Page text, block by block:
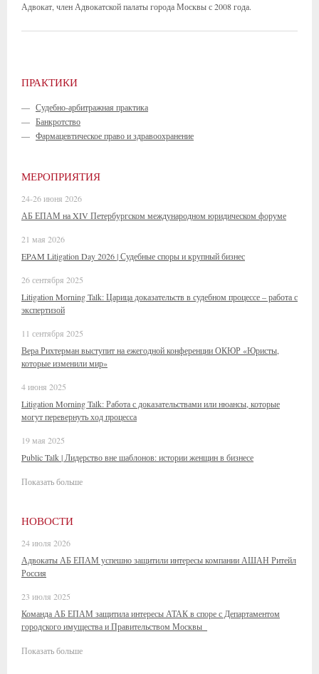
Адвокат, член Адвокатской палаты города Москвы с 2008 года.
ПРАКТИКИ
— Судебно-арбитражная практика
— Банкротство
— Фармацевтическое право и здравоохранение
МЕРОПРИЯТИЯ
24-26 июня 2026
АБ ЕПАМ на XIV Петербургском международном юридическом форуме
21 мая 2026
EPAM Litigation Day 2026 | Судебные споры и крупный бизнес
26 сентября 2025
Litigation Morning Talk: Царица доказательств в судебном процессе – работа с
экспертизой
11 сентября 2025
Вера Рихтерман выступит на ежегодной конференции ОКЮР «Юристы,
которые изменили мир»
4 июня 2025
Litigation Morning Talk: Работа с доказательствами или нюансы, которые
могут перевернуть ход процесса
19 мая 2025
Public Talk | Лидерство вне шаблонов: истории женщин в бизнесе
Показать больше
НОВОСТИ
24 июля 2026
Адвокаты АБ ЕПАМ успешно защитили интересы компании АШАН Ритейл
Россия
23 июля 2025
Команда АБ ЕПАМ защитила интересы АТАК в споре с Департаментом
городского имущества и Правительством Москвы
Показать больше